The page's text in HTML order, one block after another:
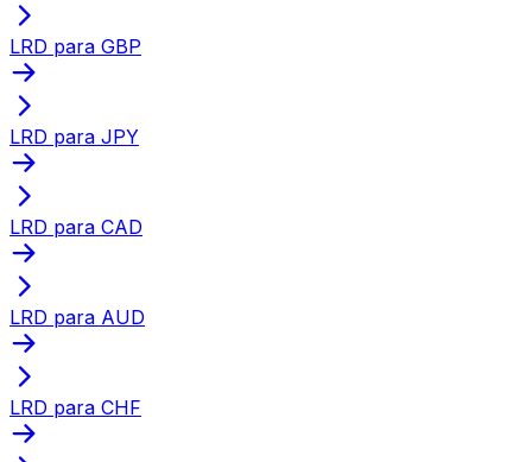
LRD para GBP
LRD para JPY
LRD para CAD
LRD para AUD
LRD para CHF